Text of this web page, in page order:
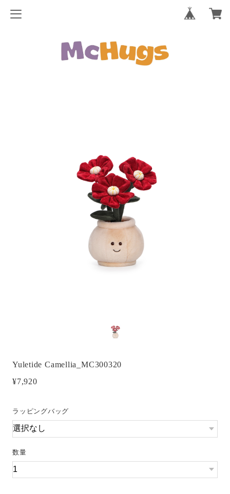
Yuletide Camellia_MC300320
¥7,920
ラッピングバッグ
数量